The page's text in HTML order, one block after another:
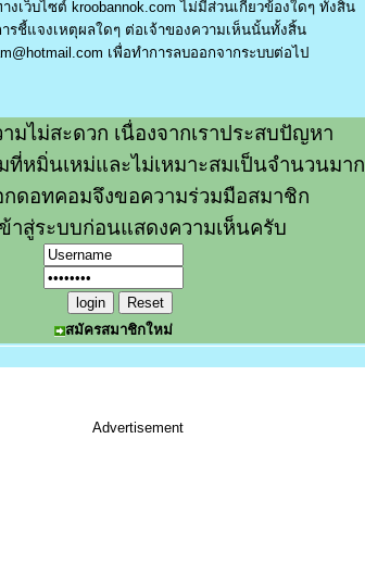
เว็บไซต์ kroobannok.com ไม่มีส่วนเกี่ยวข้องใดๆ ทั้งสิ้น
ชี้แจงเหตุผลใดๆ ต่อเจ้าของความเห็นนั้นทั้งสิ้น
เพื่อทำการลบออกจากระบบต่อไป
มไม่สะดวก เนื่องจากเราประสบปัญหา
หมิ่นเหม่และไม่เหมาะสมเป็นจำนวนมาก
ดอทคอมจึงขอความร่วมมือสมาชิก
าสู่ระบบก่อนแสดงความเห็นครับ
สมัครสมาชิกใหม่
Advertisement